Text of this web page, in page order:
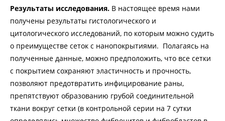
Результаты исследования. В настоящее время нами
получены результаты гистологического и
цитологического исследований, по которым можно судить
о преимуществе сеток с нанопокрытиями. Полагаясь на
полученные данные, можно предположить, что все сетки
с покрытием сохраняют эластичность и прочность,
позволяют предотвратить инфицирование раны,
препятствуют образованию грубой соединительной
ткани вокруг сетки (в контрольной серии на 7 сутки